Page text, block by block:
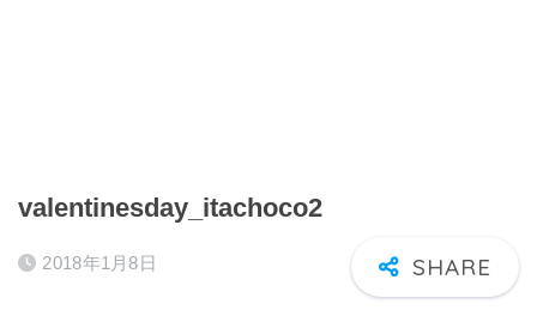
valentinesday_itachoco2
2018年1月8日